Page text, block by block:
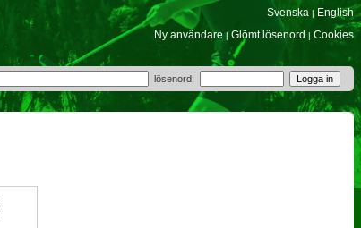
Svenska | English
Ny användare | Glömt lösenord | Cookies
lösenord: